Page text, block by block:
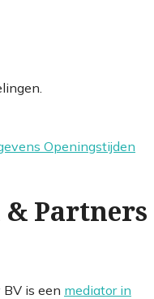
Openingstijden
Partners
is een mediator in